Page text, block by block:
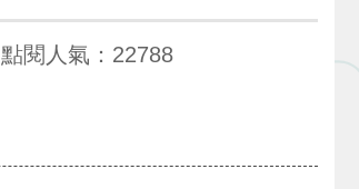
點閱人氣：22788